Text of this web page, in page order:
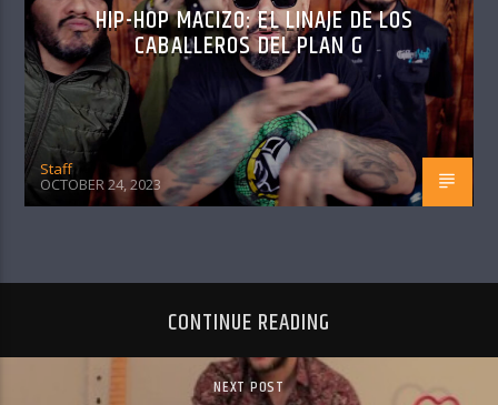
HIP-HOP MACIZO: EL LINAJE DE LOS
CABALLEROS DEL PLAN G
Staff
OCTOBER 24, 2023
CONTINUE READING
NEXT POST